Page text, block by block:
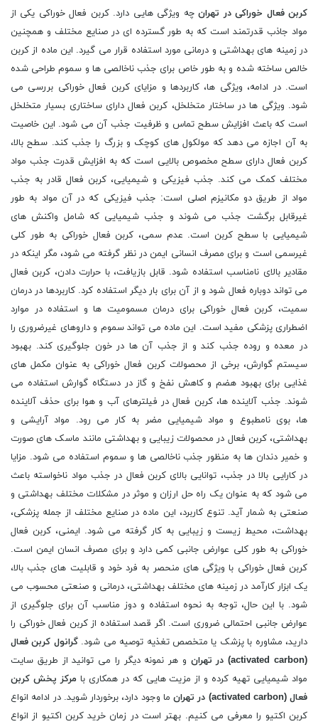
کربن فعال خوراکی در تهرانچه ویژگی هایی دارد. کربن فعال خوراکی یکی از
مواد جاذب قدرتمند است که به طور گسترده ای در صنایع مختلف و همچنین
در زمینه های بهداشتی و درمانی مورد استفاده قرار می گیرد. این ماده از کربن
خالص ساخته شده و به طور خاص برای جذب ناخالصی ها و سموم طراحی شده
است. در ادامه، ویژگی ها، کاربردها و مزایای کربن فعال خوراکی بررسی می
شود. ویژگی ها در ساختار متخلخل، کربن فعال دارای ساختاری بسیار متخلخل
است که باعث افزایش سطح تماس و ظرفیت جذب آن می شود. این خاصیت
به آن اجازه می دهد که مولکول های کوچک و بزرگ را جذب کند. سطح بالا،
کربن فعال دارای سطح مخصوص بالایی است که به افزایش قدرت جذب مواد
مختلف کمک می کند. جذب فیزیکی و شیمیایی، کربن فعال قادر به جذب
مواد از طریق دو مکانیزم اصلی است: جذب فیزیکی که در آن مواد به طور
غیرقابل برگشت جذب می شوند و جذب شیمیایی که شامل واکنش های
شیمیایی با سطح کربن است. عدم سمی، کربن فعال خوراکی به طور کلی
غیرسمی است و برای مصرف انسانی ایمن در نظر گرفته می شود، مگر اینکه در
مقادیر بالای نامناسب استفاده شود. قابل بازیافت، با حرارت دادن، کربن فعال
می تواند دوباره فعال شود و از آن برای بار دیگر استفاده کرد. کاربردها در درمان
سمیت، کربن فعال خوراکی برای درمان مسمومیت ها و استفاده در موارد
اضطراری پزشکی مفید است. این ماده می تواند سموم و داروهای غیرضروری را
در معده و روده جذب کند و از جذب آن ها در خون جلوگیری کند. بهبود
سیستم گوارش، برخی از محصولات کربن فعال خوراکی به عنوان مکمل های
غذایی برای بهبود هضم و کاهش نفخ و گاز در دستگاه گوارش استفاده می
شوند. جذب آلاینده ها، کربن فعال در فیلترهای آب و هوا برای حذف آلاینده
ها، بوی نامطبوع و مواد شیمیایی مضر به کار می رود. مواد آرایشی و
بهداشتی، کربن فعال در محصولات زیبایی و بهداشتی مانند ماسک های صورت
و خمیر دندان ها به منظور جذب ناخالصی ها و سموم استفاده می شود. مزایا
در کارایی بالا در جذب، توانایی بالای کربن فعال در جذب مواد ناخواسته باعث
می شود که به عنوان یک راه حل ارزان و موثر در مشکلات مختلف بهداشتی و
صنعتی به شمار آید. تنوع کاربرد، این ماده در صنایع مختلف از جمله پزشکی،
بهداشت، محیط زیست و زیبایی به کار گرفته می شود. ایمنی، کربن فعال
خوراکی به طور کلی عوارض جانبی کمی دارد و برای مصرف انسان ایمن است.
کربن فعال خوراکی با ویژگی های منحصر به فرد خود و قابلیت های جذب بالا،
یک ابزار کارآمد در زمینه های مختلف بهداشتی، درمانی و صنعتی محسوب می
شود. با این حال، توجه به نحوه استفاده و دوز مناسب آن برای جلوگیری از
عوارض جانبی احتمالی ضروری است. اگر قصد استفاده از کربن فعال خوراکی را
دارید، مشاوره با پزشک یا متخصص تغذیه توصیه می شود.گرانول کربن فعال
(
activated carbon) در تهران و هر نمونه دیگر را می توانید از طریق سایت
مواد شیمیایی تهیه کرده و از مزیت هایی که در همکاری با مرکز پخش کربن
فعال (activated carbon) در تهران ما وجود دارد، برخوردار شوید. در ادامه انواع
کربن اکتیو را معرفی می کنیم. بهتر است در زمان خرید کربن اکتیو از انواع